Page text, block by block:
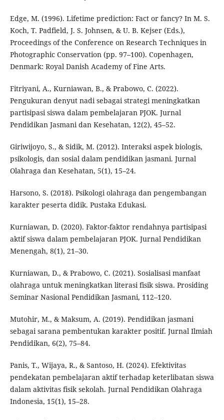
Edge, M. (1996). Lifetime prediction: Fact or fancy? In M. S.
Koch, T. Padfield, J. S. Johnsen, & U. B. Kejser (Eds.),
Proceedings of the Conference on Research Techniques in
Photographic Conservation (pp. 97–100). Copenhagen,
Denmark: Royal Danish Academy of Fine Arts.
Fitriyani, A., Kurniawan, B., & Prabowo, C. (2022).
Pengukuran denyut nadi sebagai strategi meningkatkan
partisipasi siswa dalam pembelajaran PJOK. Jurnal
Pendidikan Jasmani dan Kesehatan, 12(2), 45–52.
Giriwijoyo, S., & Sidik, M. (2012). Interaksi aspek biologis,
psikologis, dan sosial dalam pendidikan jasmani. Jurnal
Olahraga dan Kesehatan, 5(1), 15–24.
Harsono, S. (2018). Psikologi olahraga dan pengembangan
karakter peserta didik. Pustaka Edukasi.
Kurniawan, D. (2020). Faktor-faktor rendahnya partisipasi
aktif siswa dalam pembelajaran PJOK. Jurnal Pendidikan
Menengah, 8(1), 21–30.
Kurniawan, D., & Prabowo, C. (2021). Sosialisasi manfaat
olahraga untuk meningkatkan literasi fisik siswa. Prosiding
Seminar Nasional Pendidikan Jasmani, 112–120.
Mutohir, M., & Maksum, A. (2019). Pendidikan jasmani
sebagai sarana pembentukan karakter positif. Jurnal Ilmiah
Pendidikan, 6(2), 75–84.
Panis, T., Wijaya, R., & Santoso, H. (2024). Efektivitas
pendekatan pembelajaran aktif terhadap keterlibatan siswa
dalam aktivitas fisik sekolah. Jurnal Pendidikan Olahraga
Indonesia, 15(1), 15–28.